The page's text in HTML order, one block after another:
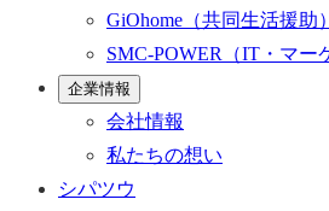
GiOhome （共同生活援助）
SMC-POWER
（IT・マー
企業情報
会社情報
私たちの想い
シパツウ